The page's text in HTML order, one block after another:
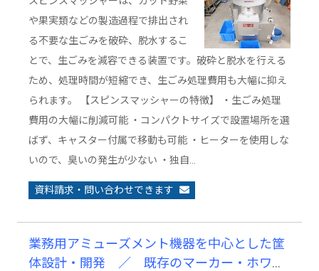
や果実類などの製造過程で排出され
る不要な生ごみを破砕、脱水するこ
とで、生ごみを減容できる装置です。破砕と脱水を行える
ため、処理時間が短縮でき、生ごみ処理費用も大幅に抑え
られます。 【スピンスマッシャーの特徴】 ・生ごみ処理
費用の大幅に削減可能 ・コンパクトサイズで設置場所を選
ばず、キャスター付属で移動も可能 ・ヒーターを使用しな
いので、臭いの発生が少ない ・独自…
資料請求・問い合わせできます
業務用アミューズメント機器を中心とした筐
体設計・開発 ／ 既存のマーカー・ホワイ